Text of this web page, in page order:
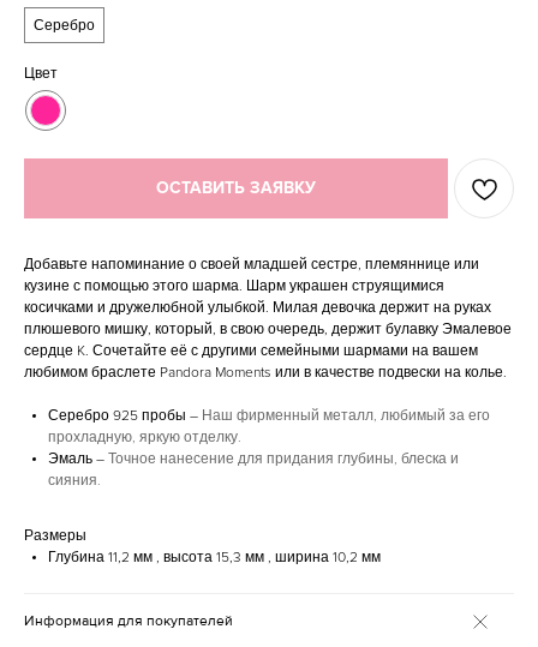
Серебро
Цвет
ОСТАВИТЬ ЗАЯВКУ
Добавьте напоминание о своей младшей сестре, племяннице или
кузине с помощью этого шарма. Шарм украшен струящимися
косичками и дружелюбной улыбкой. Милая девочка держит на руках
плюшевого мишку, который, в свою очередь, держит булавку Эмалевое
сердце K. Сочетайте её с другими семейными шармами на вашем
любимом браслете Pandora Moments или в качестве подвески на колье.
Серебро 925 пробы – Наш фирменный металл, любимый за его
прохладную, яркую отделку.
Эмаль –
Точное нанесение для придания глубины, блеска и
сияния.
Размеры
Глубина 11,2 мм , высота 15,3 мм , ширина 10,2 мм
Информация для покупателей